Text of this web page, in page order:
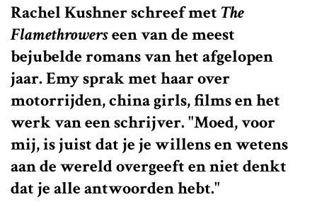
Rachel Kushner schreef metThe
Flamethrowerseen van de meest
bejubelde romans van het afgelopen
jaar. Emy sprak met haar over
motorrijden, china girls, films en het
werk van een schrijver. "Moed, voor
mij, is juist dat je je willens en wetens
aan de wereld overgeeft en niet denkt
dat je alle antwoorden hebt."